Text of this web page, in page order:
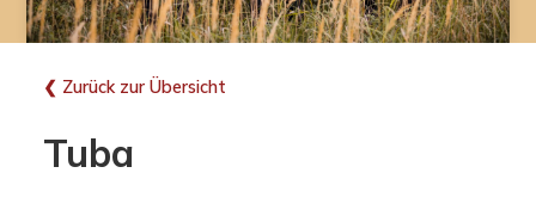
❮ Zurück zur Übersicht
Tuba